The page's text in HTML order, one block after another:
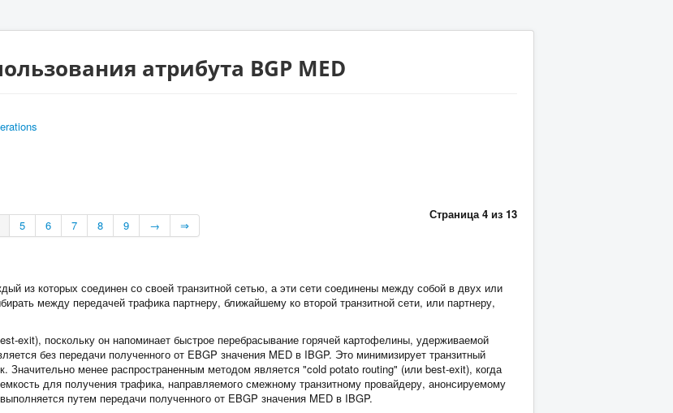
атрибута BGP MED
Страница 4 из 13
5 6 7 8 9 → ⇒
из которых соединен со своей транзитной сетью, а эти сети соединены между собой в двух или
между передачей трафика партнеру, ближайшему ко второй транзитной сети, или партнеру,
exit), поскольку он напоминает быстрое перебрасывание горячей картофелины, удерживаемой
без передачи полученного от EBGP значения MED в IBGP. Это минимизирует транзитный
менее распространенным методом является "cold potato routing" (или best-exit), когда
для получения трафика, направляемого смежному транзитному провайдеру, анонсируемому
путем передачи полученного от EBGP значения MED в IBGP.